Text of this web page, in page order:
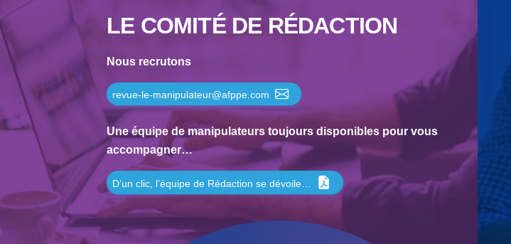
1989
1988
1986
1985
1984
1983
1982
1981
1980
LE COMITÉ DE RÉDACTION
Nous recrutons
revue-le-manipulateur@afppe.com
Une équipe de manipulateurs toujours disponibles pour vous
accompagner…
D’un clic, l’équipe de Rédaction se dévoile…